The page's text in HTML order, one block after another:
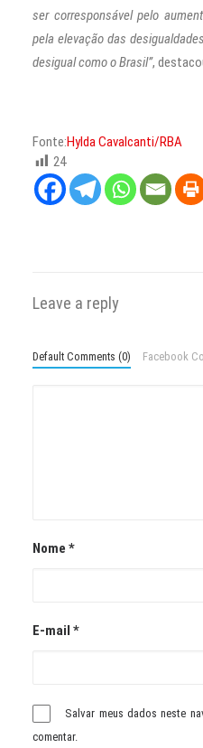
ser corresponsável pelo
pela elevação das
desigual como o Brasil”,
Fonte:Hylda Cavalcanti/RBA
24
Leave a reply
Default Comments (0) Facebook
Nome *
E-mail *
Salvar meus dados neste
comentar.